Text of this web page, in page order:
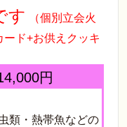
す
（個別立会火
ド+お供えクッキ
円
類・熱帯魚などの